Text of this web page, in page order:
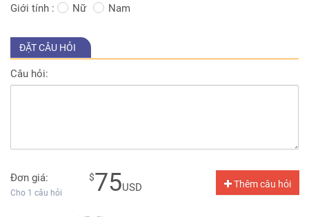
Giới tính : Nữ Nam
ĐẶT CÂU HỎI
Câu hỏi:
Đơn giá:
Cho 1 câu hỏi
$75USD Thêm câu hỏi